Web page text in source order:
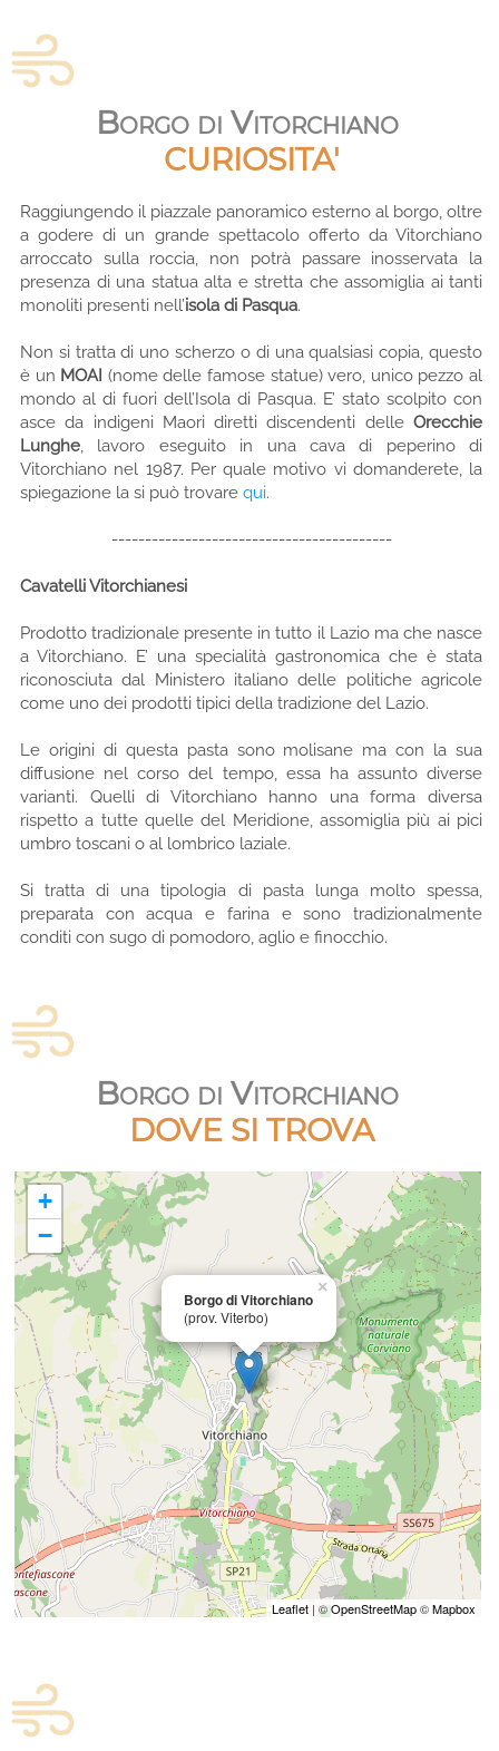
Borgo di Vitorchiano
CURIOSITA'
Raggiungendo il piazzale panoramico esterno al borgo, oltre
a godere di un grande spettacolo offerto da Vitorchiano
arroccato sulla roccia, non potrà passare inosservata la
presenza di una statua alta e stretta che assomiglia ai tanti
monoliti presenti nell’isola di Pasqua.
Non si tratta di uno scherzo o di una qualsiasi copia, questo
è un MOAI (nome delle famose statue) vero, unico pezzo al
mondo al di fuori dell’Isola di Pasqua. E’ stato scolpito con
asce da indigeni Maori diretti discendenti delle Orecchie
Lunghe , lavoro eseguito in una cava di peperino di
Vitorchiano nel 1987. Per quale motivo vi domanderete, la
spiegazione la si può trovare qui.
------------------------------------------
Cavatelli Vitorchianesi
Prodotto tradizionale presente in tutto il Lazio ma che nasce
a Vitorchiano. E’ una specialità gastronomica che è stata
riconosciuta dal Ministero italiano delle politiche agricole
come uno dei prodotti tipici della tradizione del Lazio.
Le origini di questa pasta sono molisane ma con la sua
diffusione nel corso del tempo, essa ha assunto diverse
varianti. Quelli di Vitorchiano hanno una forma diversa
rispetto a tutte quelle del Meridione, assomiglia più ai pici
umbro toscani o al lombrico laziale.
Si tratta di una tipologia di pasta lunga molto spessa,
preparata con acqua e farina e sono tradizionalmente
conditi con sugo di pomodoro, aglio e finocchio.
Borgo di Vitorchiano
DOVE SI TROVA
Borgo di Vitorchiano
(prov. Viterbo)
×
+
−
Leaflet| ©OpenStreetMap©Mapbox